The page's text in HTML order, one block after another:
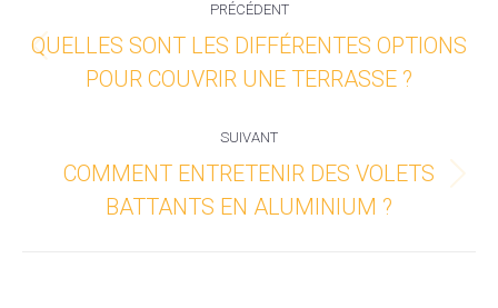
ARTICLE
PRÉCÉDENT
Article
précédent
QUELLES SONT LES DIFFÉRENTES OPTIONS
POUR COUVRIR UNE TERRASSE ?
SUIVANT
Article
suivant
COMMENT ENTRETENIR DES VOLETS
BATTANTS EN ALUMINIUM ?